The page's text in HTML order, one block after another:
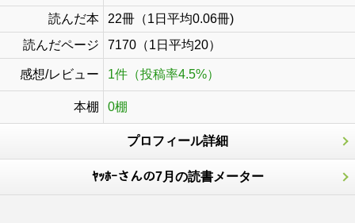
読んだ本
22冊（1日平均0.06冊)
読んだページ
7170（1日平均20）
感想/レビュー 1件（投稿率4.5%）
本棚 0棚
プロフィール詳細
ﾔｯﾎｰさんの7月の読書メーター